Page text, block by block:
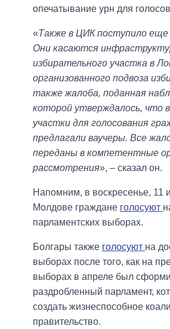
опечатывание урн для
«Также в ЦИК поступило
Они касаются
избирательного участка в
организованного подвоза
также жалоба, поданная
которой утверждалось, что
участки для голосования
предлагали ваучеры. Все
переданы в компетентные
рассмотрения», – сказал он.
Напомним, в воскресенье, 11
Молдове граждане голосуют
парламентских выборах.
Болгары также голосуют на
выборах после того, как на
выборах в апреле был
раздробленный парламент,
создать жизнеспособное
правительство.